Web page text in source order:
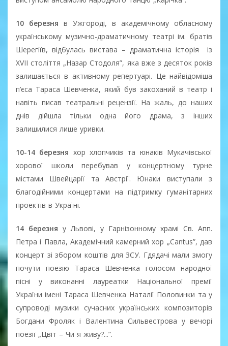
10 березня в Ужгороді, в академічному обласному
українському музично-драматичному театрі ім. братів
Шерегіїв, відбулась вистава – драматична історія із
ХVІІ століття „Назар Стодоля”, яка вже з десяток років
залишається в активному репертуарі. Це найвідоміша
п’єса Тараса Шевченка, який був закоханий в театр і
навіть писав театральні рецензії. На жаль, до наших
днів дійшла тільки одна його драма, з інших
залишилися лише уривки.
10-14 березня хор хлопчиків та юнаків Мукачівської
хорової школи перебував у концертному турне
містами Швейцарії та Австрії. Юнаки виступали з
благодійними концертами на підтримку гуманітарних
проектів в Україні.
14 березня у Львові, у Гарнізонному храмі Св. Апп.
Петра і Павла, Академічний камерний хор „Cantus”, дав
концерт зі збором коштів для ЗСУ. Гдядачі мали змогу
почути поезію Тараса Шевченка голосом народної
пісні у виконанні лауреатки Національної премії
України імені Тараса Шевченка Наталії Половинки та у
супроводі музики сучасних українських композиторів
Богдани Фроляк і Валентина Сильвестрова у вечорі
поезії „Цвіт – Чи я живу?...”.